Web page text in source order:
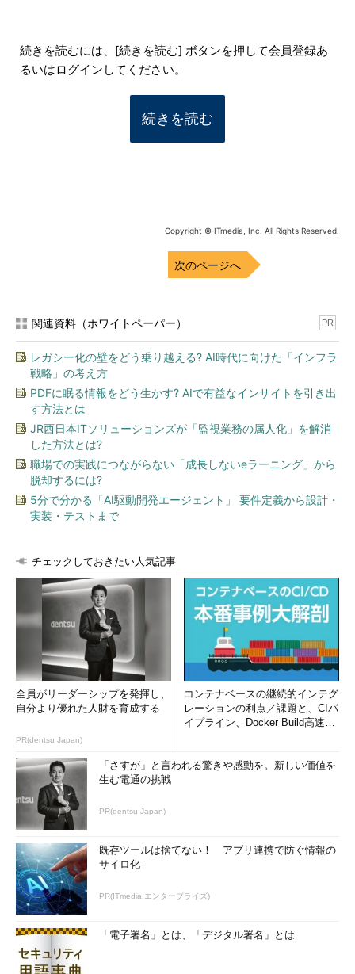
続きを読むには、[続きを読む] ボタンを押して会員登録あ
るいはログインしてください。
続きを読む
Copyright © ITmedia, Inc. All Rights Reserved.
次のページへ
関連資料（ホワイトペーパー） PR
レガシー化の壁をどう乗り越える? AI時代に向けた「インフラ
戦略」の考え方
PDFに眠る情報をどう生かす? AIで有益なインサイトを引き出
す方法とは
JR西日本ITソリューションズが「監視業務の属人化」を解消
した方法とは?
職場での実践につながらない「成長しないeラーニング」から
脱却するには?
5分で分かる「AI駆動開発エージェント」 要件定義から設計・
実装・テストまで
チェックしておきたい人気記事
全員がリーダーシップを発揮し、
自分より優れた人財を育成する
PR(dentsu Japan)
コンテナベースの継続的インテグ
レーションの利点／課題と、CIパ
イプライン、Docker Build高速化
「さすが」と言われる驚きや感動を。新しい価値を
生む電通の挑戦
PR(dentsu Japan)
既存ツールは捨てない！ アプリ連携で防ぐ情報の
サイロ化
PR(ITmedia エンタープライズ)
「電子署名」とは、「デジタル署名」とは